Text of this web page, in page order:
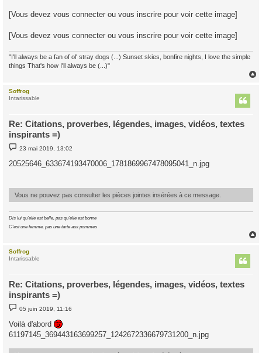
[Vous devez vous connecter ou vous inscrire pour voir cette image]
[Vous devez vous connecter ou vous inscrire pour voir cette image]
"I'll always be a fan of ol' stray dogs (...) Sunset skies, bonfire nights, I love the simple
things That's how I'll always be (...)"
Soffrog
Intarissable
Re: Citations, proverbes, légendes, images, vidéos, textes
inspirants =)
M
e
s
s
e
23 mai 2019, 13:02
20525646_633674193470006_1781869967478095041_n.jpg
Vous ne pouvez pas consulter les pièces jointes insérées à ce message.
Dis lui qu'elle est belle, pas qu'elle est bonne
C'est une femme, pas une tarte aux pommes
Soffrog
Intarissable
Re: Citations, proverbes, légendes, images, vidéos, textes
inspirants =)
M
e
s
s
a
e
05 juin 2019, 11:16
Voilà d'abord
61197145_369443163699257_1242672336679731200_n.jpg